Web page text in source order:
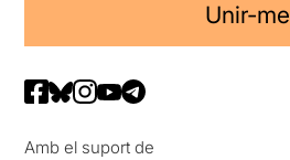
Unir-me
Amb el suport de